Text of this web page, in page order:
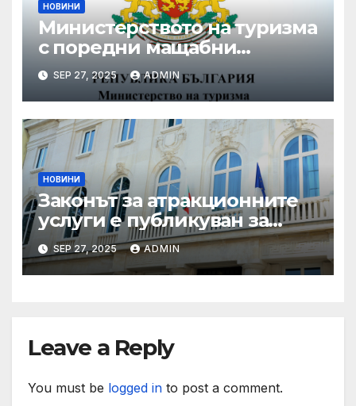
НОВИНИ
Министерството на туризма
с поредни мащабни
координирани проверки
през летния сезон
SEP 27, 2025 ADMIN
НОВИНИ
Законът за атракционните
услуги е публикуван за
обществено обсъждане
SEP 27, 2025 ADMIN
Leave a Reply
You must be logged in to post a comment.